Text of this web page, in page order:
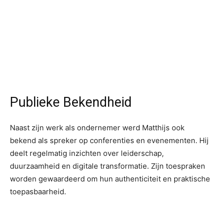
Publieke Bekendheid
Naast zijn werk als ondernemer werd Matthijs ook
bekend als spreker op conferenties en evenementen. Hij
deelt regelmatig inzichten over leiderschap,
duurzaamheid en digitale transformatie. Zijn toespraken
worden gewaardeerd om hun authenticiteit en praktische
toepasbaarheid.